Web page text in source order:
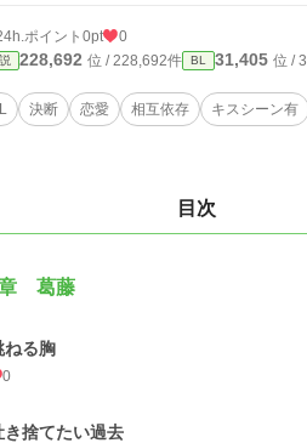
ポイント 0pt 0
228,692 位 / 228,692件 BL 31,405 位 /
決断 恋愛 相互依存 キスシーン有
目次
葛藤
ねる胸
0
き捨てたい過去